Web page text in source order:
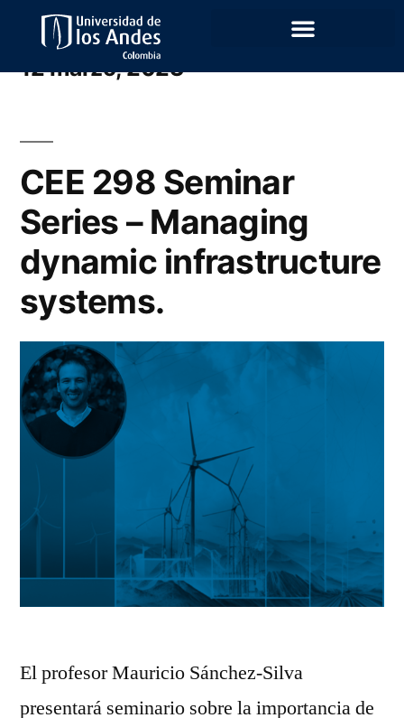
Archivo diario:
12 marzo, 2023
CEE 298 Seminar
Series – Managing
dynamic infrastructure
systems.
El profesor Mauricio Sánchez-Silva
presentará seminario sobre la importancia de